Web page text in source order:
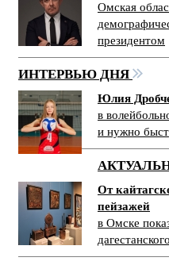
Омская
президентом
ИНТЕРВЬЮ ДНЯ
Юлия
в
и нужно
От
пейзажей
в Омске